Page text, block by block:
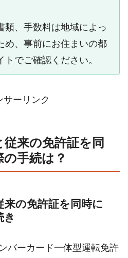
類、手数料は地域によっ
め、事前にお住まいの都
でご確認ください。
サーリンク
来の免許証を同
手続は？
の免許証を同時に
き
バーカード一体型運転免許